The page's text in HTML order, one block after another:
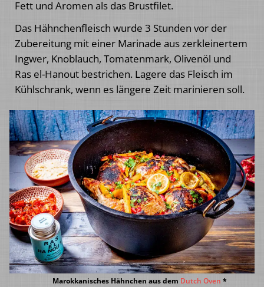
Fett und Aromen als das Brustfilet.
Das Hähnchenfleisch wurde 3 Stunden vor der
Zubereitung mit einer Marinade aus zerkleinertem
Ingwer, Knoblauch, Tomatenmark, Olivenöl und
Ras el-Hanout bestrichen. Lagere das Fleisch im
Kühlschrank, wenn es längere Zeit marinieren soll.
Marokkanisches Hähnchen aus dem Dutch Oven *